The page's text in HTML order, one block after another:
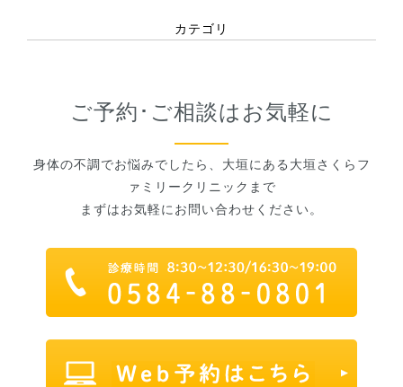
カテゴリ
ご予約･ご相談はお気軽に
身体の不調でお悩みでしたら、大垣にある大垣さくらフ
ァミリークリニックまで
まずはお気軽にお問い合わせください。